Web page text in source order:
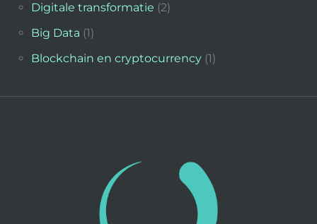
Digitale transformatie (2)
Big Data (1)
Blockchain en cryptocurrency (1)